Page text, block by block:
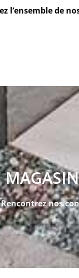
l’ensemble de
Rencontrez nos